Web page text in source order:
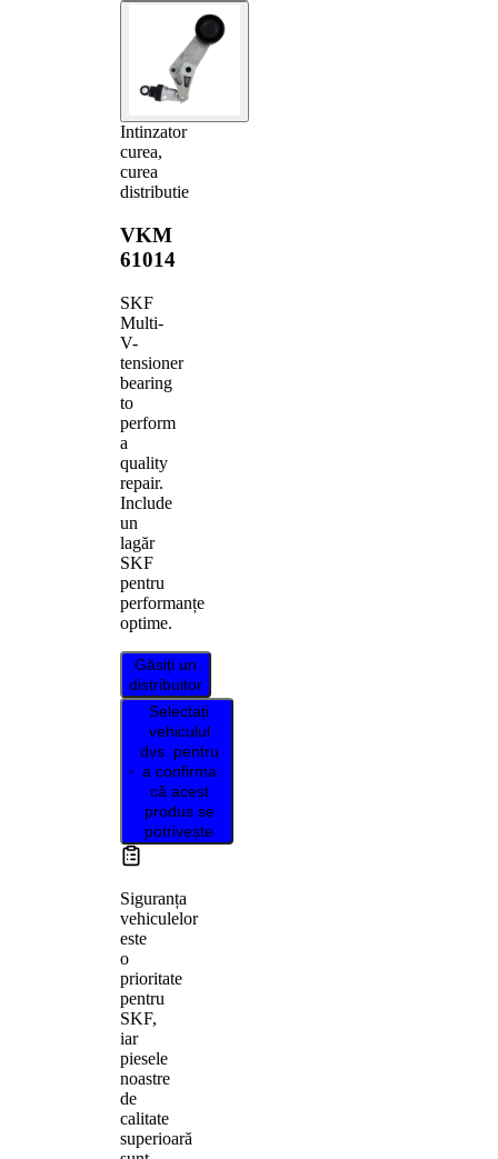
Intinzator
curea,
curea
distributie
VKM
61014
SKF
Multi-
V-
tensioner
bearing
to
perform
a
quality
repair.
Include
un
lagăr
SKF
pentru
performanțe
optime.
Găsiți un
distribuitor
Selectați
vehiculul
dvs. pentru
a confirma
că acest
produs se
potrivește
Siguranța
vehiculelor
este
o
prioritate
pentru
SKF,
iar
piesele
noastre
de
calitate
superioară